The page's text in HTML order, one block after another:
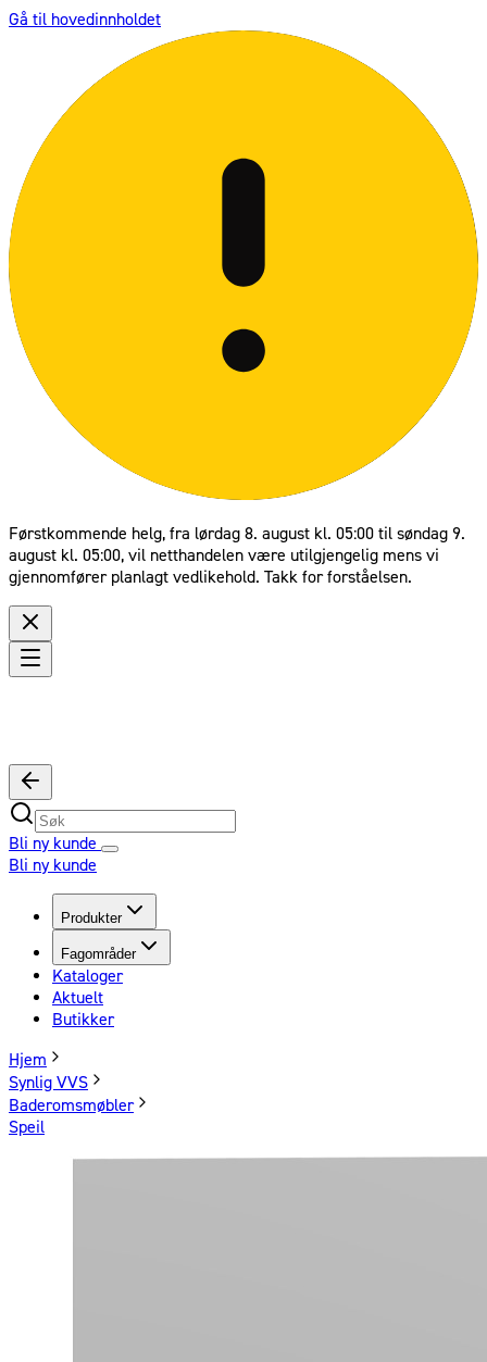
Gå til hovedinnholdet
Førstkommende helg, fra lørdag 8. august kl. 05:00 til søndag 9.
august kl. 05:00, vil netthandelen være utilgjengelig mens vi
gjennomfører planlagt vedlikehold. Takk for forståelsen.
Bli ny kunde
Bli ny kunde
Produkter
Fagområder
Kataloger
Aktuelt
Butikker
Hjem
Synlig VVS
Baderomsmøbler
Speil